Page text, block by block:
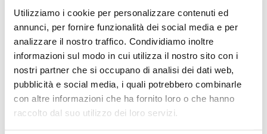
Utilizziamo i cookie per personalizzare contenuti ed
annunci, per fornire funzionalità dei social media e per
analizzare il nostro traffico. Condividiamo inoltre
informazioni sul modo in cui utilizza il nostro sito con i
nostri partner che si occupano di analisi dei dati web,
pubblicità e social media, i quali potrebbero combinarle
con altre informazioni che ha fornito loro o che hanno
raccolto dal suo utilizzo dei loro servizi.